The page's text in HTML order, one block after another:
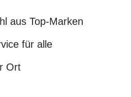
aus Top-Marken
für alle
Ort